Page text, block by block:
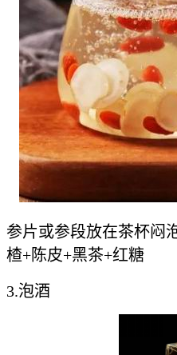
参片或参段放在茶杯闷
楂+陈皮+黑茶+红糖
3.泡酒